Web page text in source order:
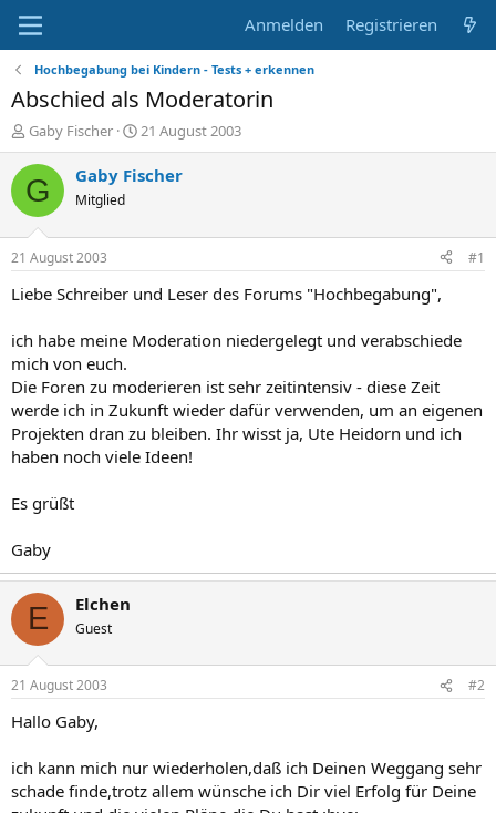
Anmelden Registrieren
Hochbegabung bei Kindern - Tests + erkennen
Abschied als Moderatorin
E
r
s
t
e
r
Gaby Fischer
E
r
s
t
a
21 August 2003
G Gaby Fischer
Mitglied
21 August 2003 #1
Liebe Schreiber und Leser des Forums "Hochbegabung",
ich habe meine Moderation niedergelegt und verabschiede
mich von euch.
Die Foren zu moderieren ist sehr zeitintensiv - diese Zeit
werde ich in Zukunft wieder dafür verwenden, um an eigenen
Projekten dran zu bleiben. Ihr wisst ja, Ute Heidorn und ich
haben noch viele Ideen!
Es grüßt
Gaby
E Elchen
Guest
21 August 2003 #2
Hallo Gaby,
ich kann mich nur wiederholen,daß ich Deinen Weggang sehr
schade finde,trotz allem wünsche ich Dir viel Erfolg für Deine